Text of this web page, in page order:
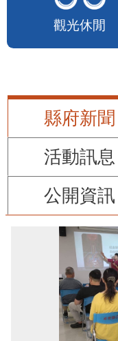
觀光休閒
縣府新聞
活動訊息
公開資訊